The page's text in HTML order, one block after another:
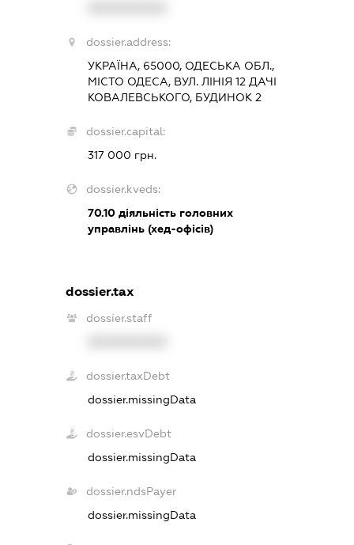
dossier.address:
УКРАЇНА, 65000, ОДЕСЬКА ОБЛ.,
МІСТО ОДЕСА, ВУЛ. ЛІНІЯ 12 ДАЧІ
КОВАЛЕВСЬКОГО, БУДИНОК 2
dossier.capital:
317 000 грн.
dossier.kveds:
70.10 діяльність головних
управлінь (хед-офісів)
dossier.tax
dossier.staff
dossier.taxDebt
dossier.missingData
dossier.esvDebt
dossier.missingData
dossier.ndsPayer
dossier.missingData